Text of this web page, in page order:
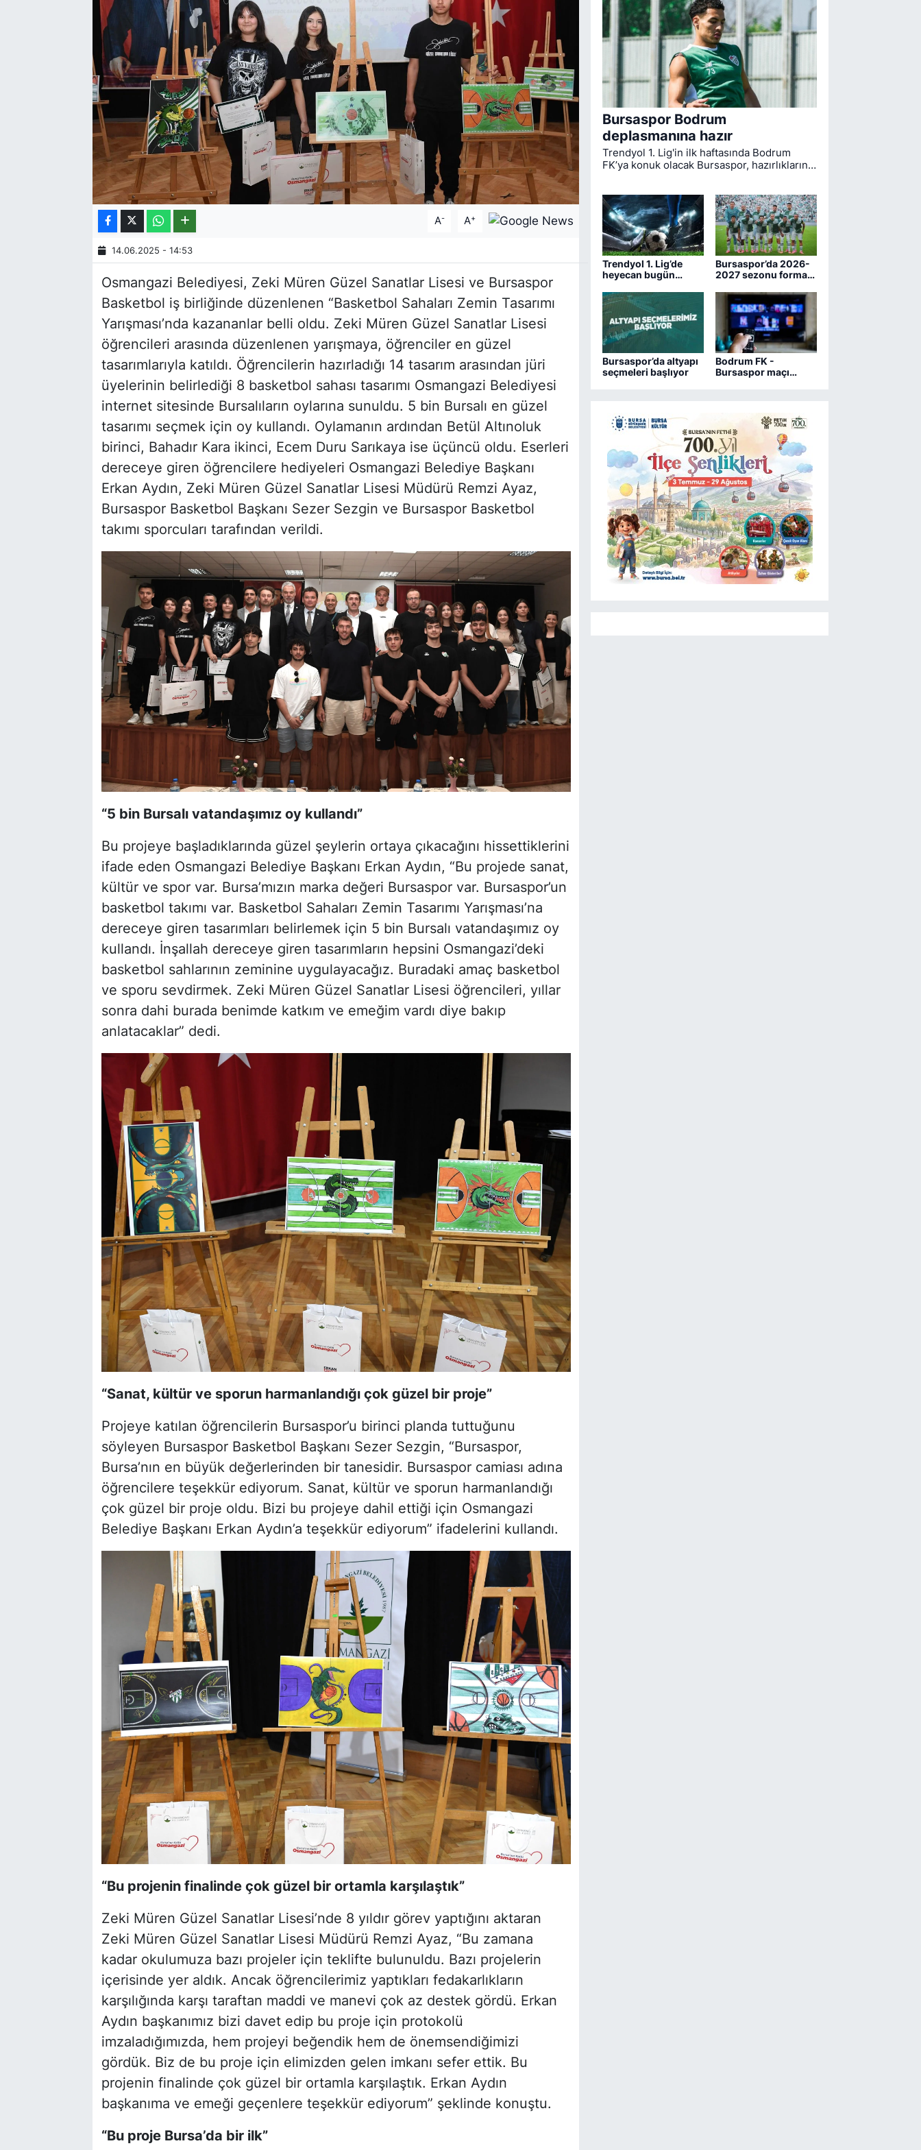
A- A+
14.06.2025 - 14:53
Osmangazi Belediyesi, Zeki Müren Güzel Sanatlar Lisesi ve Bursaspor
Basketbol iş birliğinde düzenlenen “Basketbol Sahaları Zemin Tasarımı
Yarışması’nda kazananlar belli oldu. Zeki Müren Güzel Sanatlar Lisesi
öğrencileri arasında düzenlenen yarışmaya, öğrenciler en güzel
tasarımlarıyla katıldı. Öğrencilerin hazırladığı 14 tasarım arasından jüri
üyelerinin belirlediği 8 basketbol sahası tasarımı Osmangazi Belediyesi
internet sitesinde Bursalıların oylarına sunuldu. 5 bin Bursalı en güzel
tasarımı seçmek için oy kullandı. Oylamanın ardından Betül Altınoluk
birinci, Bahadır Kara ikinci, Ecem Duru Sarıkaya ise üçüncü oldu. Eserleri
dereceye giren öğrencilere hediyeleri Osmangazi Belediye Başkanı
Erkan Aydın, Zeki Müren Güzel Sanatlar Lisesi Müdürü Remzi Ayaz,
Bursaspor Basketbol Başkanı Sezer Sezgin ve Bursaspor Basketbol
takımı sporcuları tarafından verildi.
“5 bin Bursalı vatandaşımız oy kullandı”
Bu projeye başladıklarında güzel şeylerin ortaya çıkacağını hissettiklerini
ifade eden Osmangazi Belediye Başkanı Erkan Aydın, “Bu projede sanat,
kültür ve spor var. Bursa’mızın marka değeri Bursaspor var. Bursaspor’un
basketbol takımı var. Basketbol Sahaları Zemin Tasarımı Yarışması’na
dereceye giren tasarımları belirlemek için 5 bin Bursalı vatandaşımız oy
kullandı. İnşallah dereceye giren tasarımların hepsini Osmangazi’deki
basketbol sahlarının zeminine uygulayacağız. Buradaki amaç basketbol
ve sporu sevdirmek. Zeki Müren Güzel Sanatlar Lisesi öğrencileri, yıllar
sonra dahi burada benimde katkım ve emeğim vardı diye bakıp
anlatacaklar” dedi.
“Sanat, kültür ve sporun harmanlandığı çok güzel bir proje”
Projeye katılan öğrencilerin Bursaspor’u birinci planda tuttuğunu
söyleyen Bursaspor Basketbol Başkanı Sezer Sezgin, “Bursaspor,
Bursa’nın en büyük değerlerinden bir tanesidir. Bursaspor camiası adına
öğrencilere teşekkür ediyorum. Sanat, kültür ve sporun harmanlandığı
çok güzel bir proje oldu. Bizi bu projeye dahil ettiği için Osmangazi
Belediye Başkanı Erkan Aydın’a teşekkür ediyorum” ifadelerini kullandı.
“Bu projenin finalinde çok güzel bir ortamla karşılaştık”
Zeki Müren Güzel Sanatlar Lisesi’nde 8 yıldır görev yaptığını aktaran
Zeki Müren Güzel Sanatlar Lisesi Müdürü Remzi Ayaz, “Bu zamana
kadar okulumuza bazı projeler için teklifte bulunuldu. Bazı projelerin
içerisinde yer aldık. Ancak öğrencilerimiz yaptıkları fedakarlıkların
karşılığında karşı taraftan maddi ve manevi çok az destek gördü. Erkan
Aydın başkanımız bizi davet edip bu proje için protokolü
imzaladığımızda, hem projeyi beğendik hem de önemsendiğimizi
gördük. Biz de bu proje için elimizden gelen imkanı sefer ettik. Bu
projenin finalinde çok güzel bir ortamla karşılaştık. Erkan Aydın
başkanıma ve emeği geçenlere teşekkür ediyorum” şeklinde konuştu.
“Bu proje Bursa’da bir ilk”
Bursaspor Bodrum
deplasmanına hazır
Trendyol 1. Lig'in ilk haftasında Bodrum
FK’ya konuk olacak Bursaspor, hazırlıklarını
mücadelesini hakem Yiğit Arslan yönetecek.
Trendyol 1. Lig’de
heyecan bugün
Bursaspor’da 2026-
2027 sezonu forma
Bursaspor’da altyapı
seçmeleri başlıyor
Bodrum FK -
Bursaspor maçı